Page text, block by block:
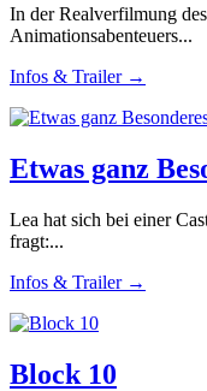
In der Realverfilmung
Animationsabenteuers...
Infos & Trailer →
Etwas ganz
Lea hat sich bei einer
fragt:...
Infos & Trailer →
Block 10